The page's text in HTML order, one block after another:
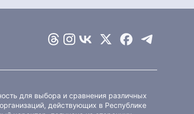
для выбора и сравнения различных
действующих в Республике